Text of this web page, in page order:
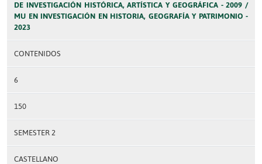
DE INVESTIGACIÓN HISTÓRICA, ARTÍSTICA Y GEOGRÁFICA - 2009 /
MU EN INVESTIGACIÓN EN HISTORIA, GEOGRAFÍA Y PATRIMONIO -
2023
CONTENIDOS
6
150
SEMESTER 2
CASTELLANO